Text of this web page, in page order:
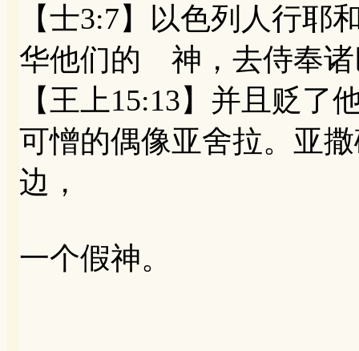
【士3:7】以色列人行耶
华他们的 神，去侍奉诸
【王上15:13】并且贬
可憎的偶像亚舍拉。亚
边，
一个假神。